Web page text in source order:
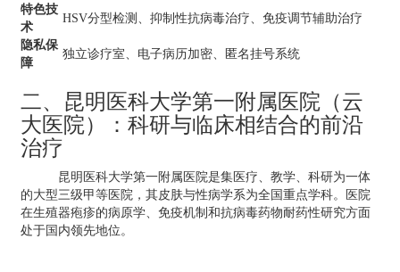
特色技
术
HSV分型检测、抑制性抗病毒治疗、免疫调节辅助治疗
隐私保
障
独立诊疗室、电子病历加密、匿名挂号系统
二、昆明医科大学第一附属医院（云
大医院）：科研与临床相结合的前沿
治疗
昆明医科大学第一附属医院是集医疗、教学、科研为一体
的大型三级甲等医院，其皮肤与性病学系为全国重点学科。医院
在生殖器疱疹的病原学、免疫机制和抗病毒药物耐药性研究方面
处于国内领先地位。